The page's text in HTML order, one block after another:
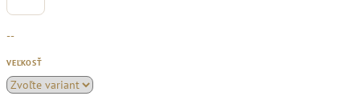
--
VEĽKOSŤ